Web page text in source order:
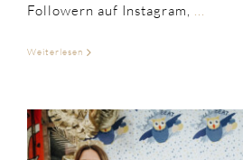
Followern auf Instagram, ...
Weiterlesen